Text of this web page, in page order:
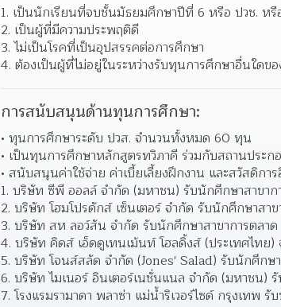
1. เป็นนักเรียนที่จบชั้นมัธยมศึกษาปีที่ 6 หรือ ปวช. หรื
2. เป็นผู้ที่มีความประพฤติดี
3. ไม่เป็นโรคที่เป็นอุปสรรคต่อการศึกษา
4. ต้องเป็นผู้ที่ไม่อยู่ในระหว่างรับทุนการศึกษาอื่นใดข
การสนับสนุนด้านทุนการศึกษา:
ทุนการศึกษาระดับ ปวส. จำนวนทั้งหมด 60 ทุน
เป็นทุนการศึกษาหลักสูตรทวิภาคี ร่วมกับสถานประก
สนับสนุนค่าใช้จ่าย ค่าเบี้ยเลี้ยงฝึกงาน และสวัสดิกา
1. บริษัท ซีพี ออลล์ จำกัด (มหาชน) รับนักศึกษาสาขาก
2. บริษัท โฮมโปรดักส์ เซ็นเตอร์ จำกัด รับนักศึกษาสาข
3. บริษัท สห ลอว์สัน จำกัด รับนักศึกษาสาขาการตลาด
4. บริษัท คิดส์ เอ็ดดูเทนเม้นท์ โฮลดิ้งส์ (ประเทศไทย
5. บริษัท โจนส์สลัด จำกัด (Jones' Salad) รับนักศึกษา
6. บริษัท ไมเนอร์ อินเตอร์เนชั่นแนล จำกัด (มหาชน)
7. โรงแรมรามาดา พลาซ่า แม่น้ำริเวอร์ไซด์ กรุงเทพ รั